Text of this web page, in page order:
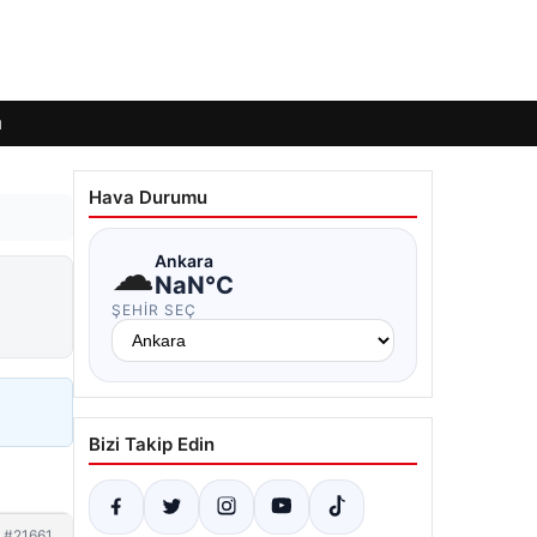
Hava Durumu
☁Ankara
NaN°C
ŞEHIR SEÇ
Bizi Takip Edin